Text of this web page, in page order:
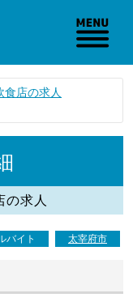
食店の求人
の求人
バイト 太宰府市